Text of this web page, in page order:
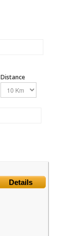
Distance
Details